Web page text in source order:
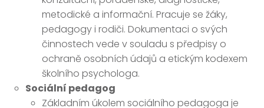
metodické a informační. Pracuje se žáky,
pedagogy i rodiči. Dokumentaci o svých
činnostech vede v souladu s předpisy o
ochraně osobních údajů a etickým kodexem
školního psychologa.
Sociální pedagog
Základním úkolem sociálního pedagoga je